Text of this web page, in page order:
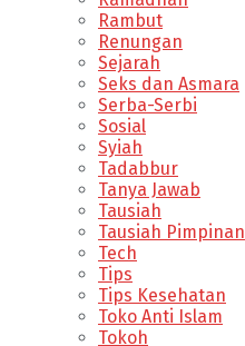
Rambut
Renungan
Sejarah
Seks dan Asmara
Serba-Serbi
Sosial
Syiah
Tadabbur
Tanya Jawab
Tausiah
Tausiah Pimpinan
Tech
Tips
Tips Kesehatan
Toko Anti Islam
Tokoh